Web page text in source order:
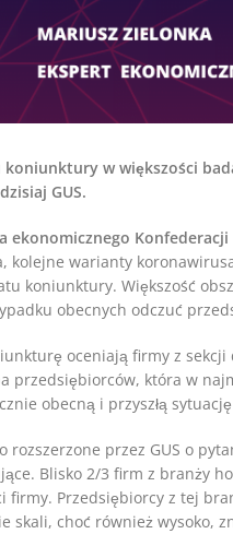
w większości
GUS.
ekonomicznego Konfederacji
warianty
koniunktury. Większość
obecnych odczuć
oceniają firmy z
przedsiębiorców, która w
obecną i przyszłą
przez GUS o
Blisko 2/3 firm z branży
firmy. Przedsiębiorcy z tej
skali, choć również